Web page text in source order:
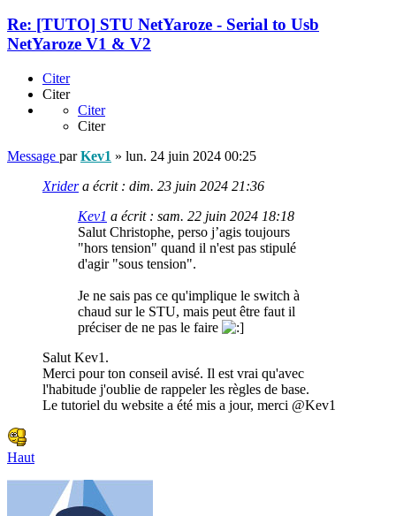
Re: [TUTO] STU NetYaroze - Serial to Usb
NetYaroze V1 & V2
Citer
Citer
Citer
Citer
Message parKev1 » lun. 24 juin 2024 00:25
Xridera écrit : dim. 23 juin 2024 21:36
Kev1 a écrit : sam. 22 juin 2024 18:18
Salut Christophe, perso j’agis toujours
"hors tension" quand il n'est pas stipulé
d'agir "sous tension".
Je ne sais pas ce qu'implique le switch à
chaud sur le STU, mais peut être faut il
préciser de ne pas le faire
Salut Kev1.
Merci pour ton conseil avisé. Il est vrai qu'avec
l'habitude j'oublie de rappeler les règles de base.
Le tutoriel du website a été mis a jour, merci @Kev1
Haut